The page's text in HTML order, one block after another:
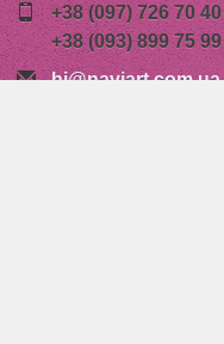
+38 (097) 726 70 40
+38 (093) 899 75 99
hi@naviart.com.ua